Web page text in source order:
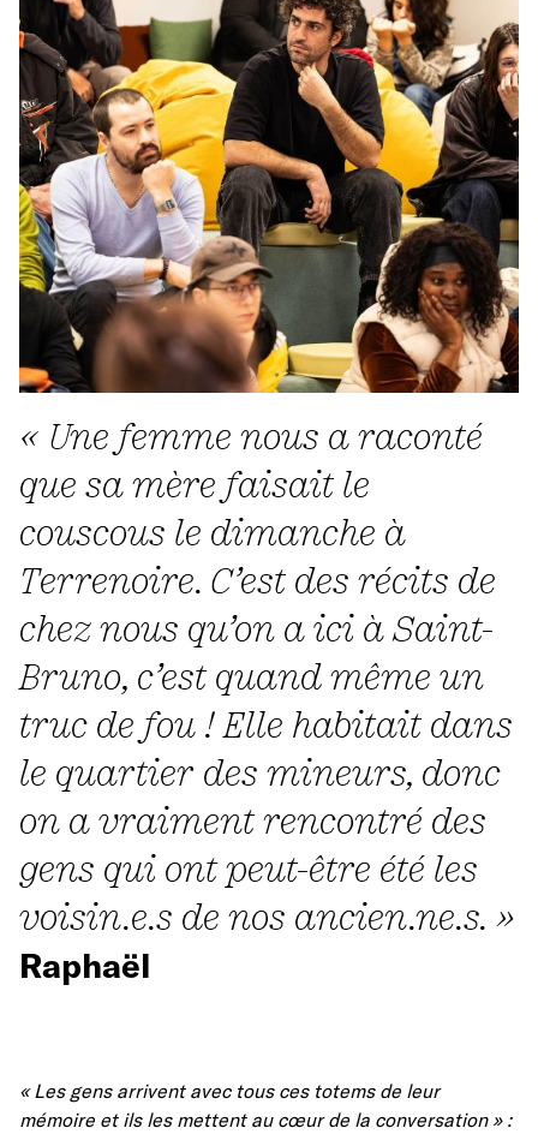
« Une femme nous a raconté
que sa mère faisait le
couscous le dimanche à
Terrenoire. C’est des récits de
chez nous qu’on a ici à Saint-
Bruno, c’est quand même un
truc de fou ! Elle habitait dans
le quartier des mineurs, donc
on a vraiment rencontré des
gens qui ont peut-être été les
voisin.e.s de nos ancien.ne.s. »
Raphaël
« Les gens arrivent avec tous ces totems de leur
mémoire et ils les mettent au cœur de la conversation »: